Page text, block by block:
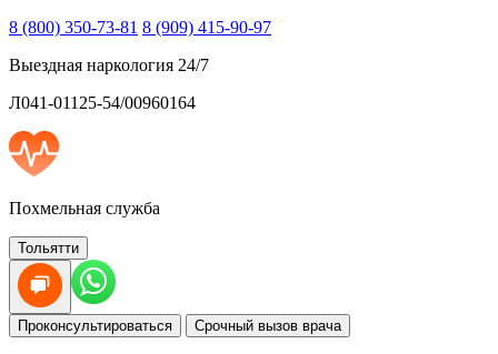
8 (800) 350-73-81 8 (909) 415-90-97
Выездная наркология 24/7
Л041-01125-54/00960164
Похмельная служба
Тольятти
Проконсультироваться Срочный вызов врача